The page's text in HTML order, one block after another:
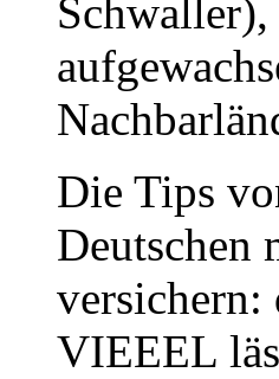
Schwaller),
Die Tips
Deutschen
versichern:
VIEEEL